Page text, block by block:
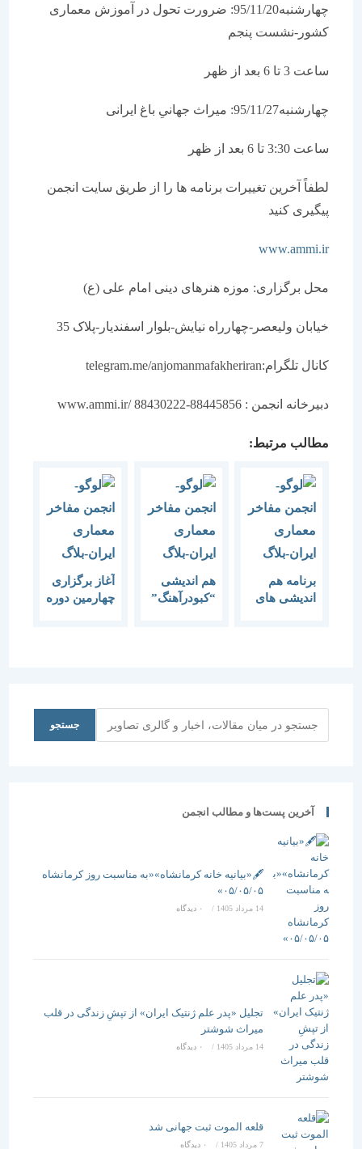
چهارشنبه95/11/20: ضرورت تحول در آموزش معماری
کشور-نشست پنجم
ساعت 3 تا 6 بعد از ظهر
چهارشنبه95/11/27: میراث جهانیِ باغ ایرانی
ساعت 3:30 تا 6 بعد از ظهر
لطفاً آخرین تغییرات برنامه ها را از طریق سایت انجمن
پیگیری کنید
www.ammi.ir
محل برگزاری: موزه هنرهای دینی امام علی (ع)
خیابان ولیعصر-چهارراه نیایش-بلوار اسفندیار-پلاک 35
کانال تلگرام:telegram.me/anjomanmafakheriran
دبیرخانه انجمن : 88445856-88430222 /www.ammi.ir
مطالب مرتبط:
برنامه‌ هم
اندیشی های
هم اندیشی
“کبودرآهنگ”
آغاز برگزاری
چهارمین دوره
جستجو
آخرین پست‌ها و مطالب انجمن
🖋️«بیانیه خانه کرمانشاه»«به مناسبت روز کرمانشاه
۰۵/۰۵/۰۵»
/ ۰ دیدگاه
تجلیل «پدر علم ژنتیک ایران» از تپشِ زندگی در قلب
میراث شوشتر
14 مرداد 1405 / ۰ دیدگاه
قلعه الموت ثبت جهانی شد
/ ۰ دیدگاه